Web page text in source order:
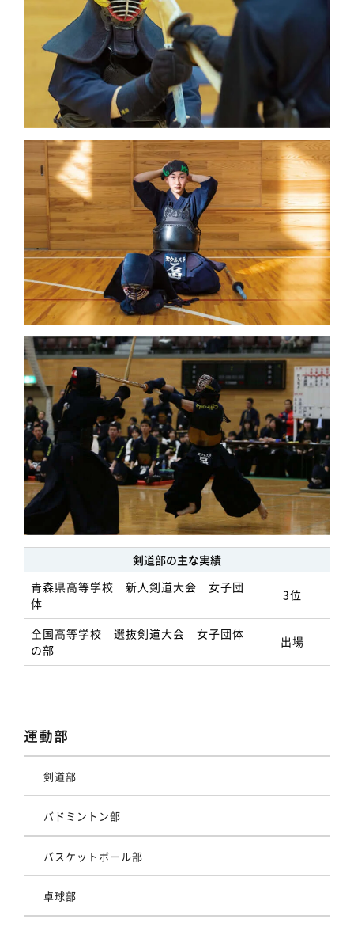
剣道部の主な実績
青森県高等学校 新人剣道大会 女子団
体
3位
全国高等学校 選抜剣道大会 女子団体
の部
出場
運動部
剣道部
バドミントン部
バスケットボール部
卓球部